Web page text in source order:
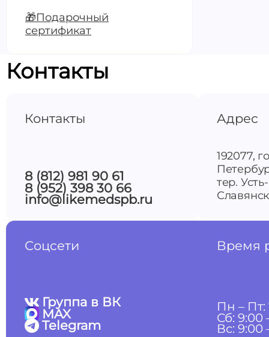
🎁Подарочный
сертификат
Контакты
Контакты
8 (812) 981 90 61
8 (952) 398 30 66
info@likemedspb.ru
Адрес
192077,
тер.
Соцсети
Группа в ВК
MAX
Telegram
Время
Пн – Пт:
Сб: 9:00
Вс: 9:00